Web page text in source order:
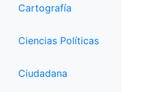
Cartografía
Ciencias Políticas
Ciudadana